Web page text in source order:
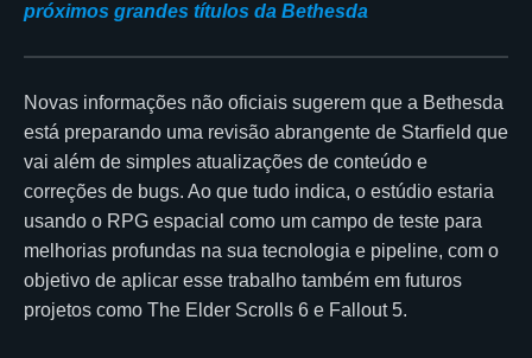
próximos grandes títulos da Bethesda
Novas informações não oficiais sugerem que a Bethesda
está preparando uma revisão abrangente de Starfield que
vai além de simples atualizações de conteúdo e
correções de bugs. Ao que tudo indica, o estúdio estaria
usando o RPG espacial como um campo de teste para
melhorias profundas na sua tecnologia e pipeline, com o
objetivo de aplicar esse trabalho também em futuros
projetos como The Elder Scrolls 6 e Fallout 5.